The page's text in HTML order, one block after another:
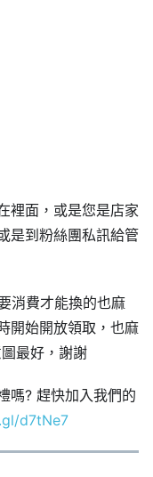
裡面，或是您是店家
是到粉絲團私訊給管
消費才能換的也麻
開始開放領取，也麻
最好，謝謝
嗎? 趕快加入我們的
d7tNe7